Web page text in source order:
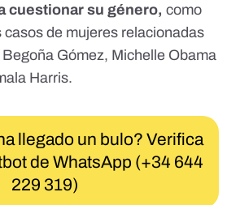
cuestionar su género, como
casos de mujeres relacionadas
Begoña Gómez, Michelle Obama
Harris.
llegado un bulo? Verifica
de WhatsApp (+34 644
229 319)